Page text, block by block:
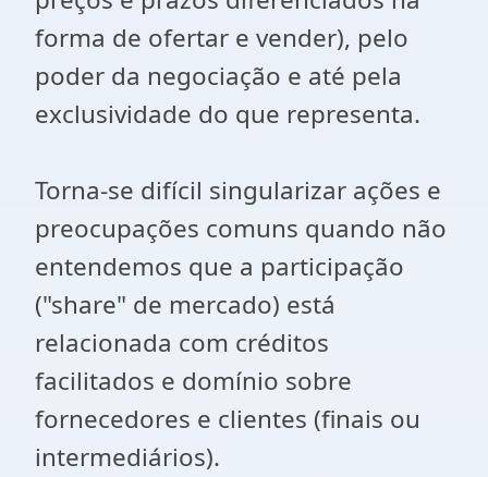
forma de ofertar e vender), pelo
poder da negociação e até pela
exclusividade do que representa.
Torna-se difícil singularizar ações e
preocupações comuns quando não
entendemos que a participação
("share" de mercado) está
relacionada com créditos
facilitados e domínio sobre
fornecedores e clientes (finais ou
intermediários).